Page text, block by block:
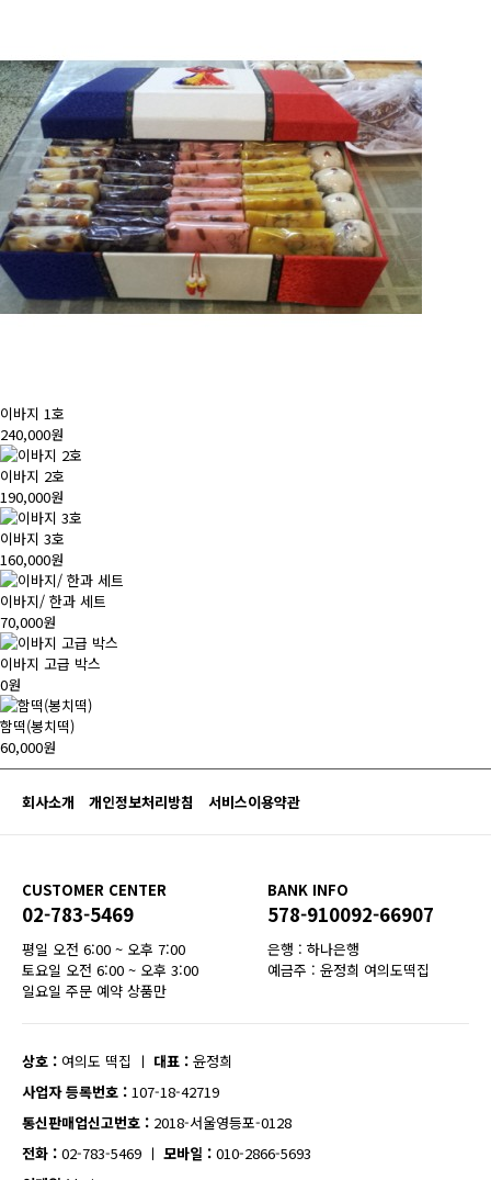
이바지 1호
240,000원
이바지 2호
190,000원
이바지 3호
160,000원
이바지/ 한과 세트
70,000원
이바지 고급 박스
0원
함떡(봉치떡)
60,000원
회사소개 개인정보처리방침 서비스이용약관
CUSTOMER CENTER
02-783-5469
평일 오전 6:00 ~ 오후 7:00
토요일 오전 6:00 ~ 오후 3:00
일요일 주문 예약 상품만
BANK INFO
578-910092-66907
은행 : 하나은행
예금주 : 윤정희 여의도떡집
상호 : 여의도 떡집 ㅣ 대표 : 윤정희
사업자 등록번호 : 107-18-42719
통신판매업신고번호 : 2018-서울영등포-0128
전화 : 02-783-5469 ㅣ 모바일 : 010-2866-5693